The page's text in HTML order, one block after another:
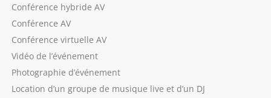
Conférence hybride AV
Conférence AV
Conférence virtuelle AV
Vidéo de l’événement
Photographie d’événement
Location d’un groupe de musique live et d’un DJ